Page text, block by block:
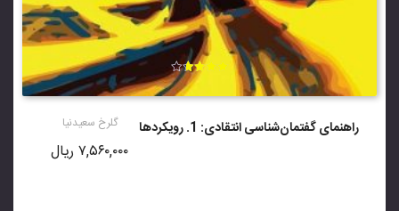
راهنمای گفتمان‌شناسی انتقادی: 1. رویکردها گلرخ سعیدنیا
امتیاز
۷,۵۶۰,۰۰۰ ریال